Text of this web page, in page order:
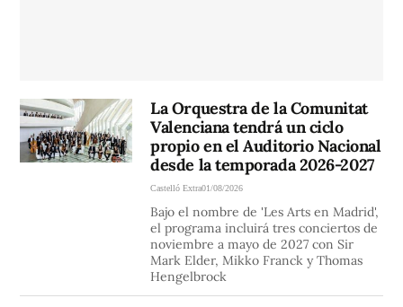
La Orquestra de la Comunitat
Valenciana tendrá un ciclo
propio en el Auditorio Nacional
desde la temporada 2026-2027
Castelló Extra01/08/2026
Bajo el nombre de 'Les Arts en Madrid',
el programa incluirá tres conciertos de
noviembre a mayo de 2027 con Sir
Mark Elder, Mikko Franck y Thomas
Hengelbrock